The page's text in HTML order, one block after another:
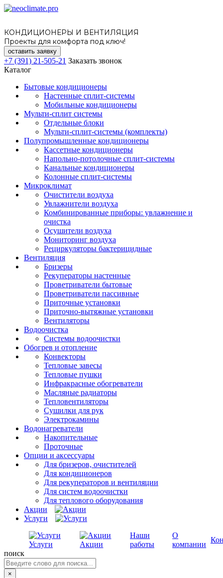
КОНДИЦИОНЕРЫ И ВЕНТИЛЯЦИЯ
Проекты для комфорта под ключ!
оставить заявку
+7 (391) 21-505-21 Заказать звонок
Каталог
Бытовые кондиционеры
Настенные сплит-системы
Мобильные кондиционеры
Мульти-сплит системы
Отдельные блоки
Мульти-сплит-системы (комплекты)
Полупромышленные кондиционеры
Кассетные кондиционеры
Напольно-потолочные сплит-системы
Канальные кондиционеры
Колонные сплит-системы
Микроклимат
Очистители воздуха
Увлажнители воздуха
Комбинированные приборы: увлажнение и
очистка
Осушители воздуха
Мониторинг воздуха
Рециркуляторы бактерицидные
Вентиляция
Бризеры
Рекуператоры настенные
Проветриватели бытовые
Проветриватели пассивные
Приточные установки
Приточно-вытяжные установки
Вентиляторы
Водоочистка
Системы водоочистки
Обогрев и отопление
Конвекторы
Тепловые завесы
Тепловые пушки
Инфракрасные обогреватели
Масляные радиаторы
Тепловентиляторы
Сушилки для рук
Электрокамины
Водонагреватели
Накопительные
Проточные
Опции и аксессуары
Для бризеров, очистителей
Для кондиционеров
Для рекуператоров и вентиляции
Для систем водоочистки
Для теплового оборудования
Акции
Услуги
Услуги Акции
Наши
работы
О
компании
поиск
×